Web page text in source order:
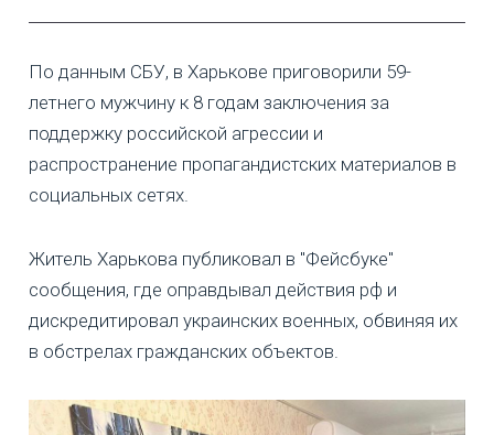
По данным СБУ, в Харькове приговорили 59-
летнего мужчину к 8 годам заключения за
поддержку российской агрессии и
распространение пропагандистских материалов в
социальных сетях.
Житель Харькова публиковал в "Фейсбуке"
сообщения, где оправдывал действия рф и
дискредитировал украинских военных, обвиняя их
в обстрелах гражданских объектов.